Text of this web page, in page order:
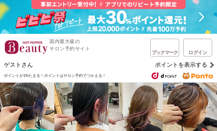
国内最大級の
サロン予約サイト
ブックマーク ログイン
ゲストさん ポイントを表示する
ポイントが1%たまる！ ポイントはサロン予約でつかえる！